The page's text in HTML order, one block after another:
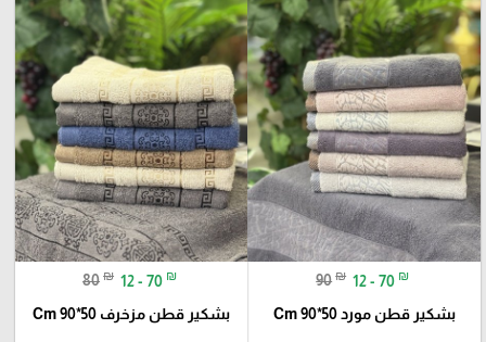
90 ₪ 12 - 70 ₪
بشكير قطن مورد 50*90 Cm
80 ₪ 12 - 70 ₪
بشكير قطن مزخرف 50*90 Cm